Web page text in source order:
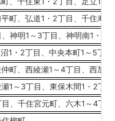
町、弘道1・2丁目、千住寿町
神明1～3丁目、神明南1・2
1・2丁目、中央本町1～5丁
町、西綾瀬1～4丁目、西加
1～3丁目、東保木間1・2丁
、千住宮元町、六木1～4丁